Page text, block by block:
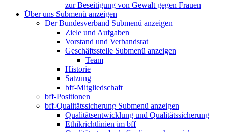
zur Beseitigung von Gewalt gegen Frauen
Über uns Submenü anzeigen
Der Bundesverband Submenü anzeigen
Ziele und Aufgaben
Vorstand und Verbandsrat
Geschäftsstelle Submenü anzeigen
Team
Historie
Satzung
bff-Mitgliedschaft
bff-Positionen
bff-Qualitätssicherung Submenü anzeigen
Qualitätsentwicklung und Qualitätssicherung
Ethikrichtlinien im bff